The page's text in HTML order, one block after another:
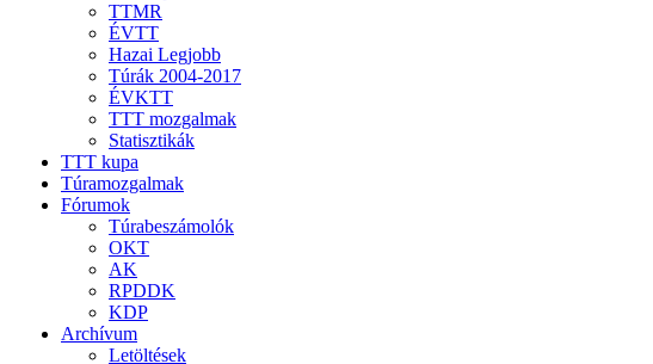
TTMR
ÉVTT
Hazai Legjobb
Túrák 2004-2017
ÉVKTT
TTT mozgalmak
Statisztikák
TTT kupa
Túramozgalmak
Fórumok
Túrabeszámolók
OKT
AK
RPDDK
KDP
Archívum
Letöltések